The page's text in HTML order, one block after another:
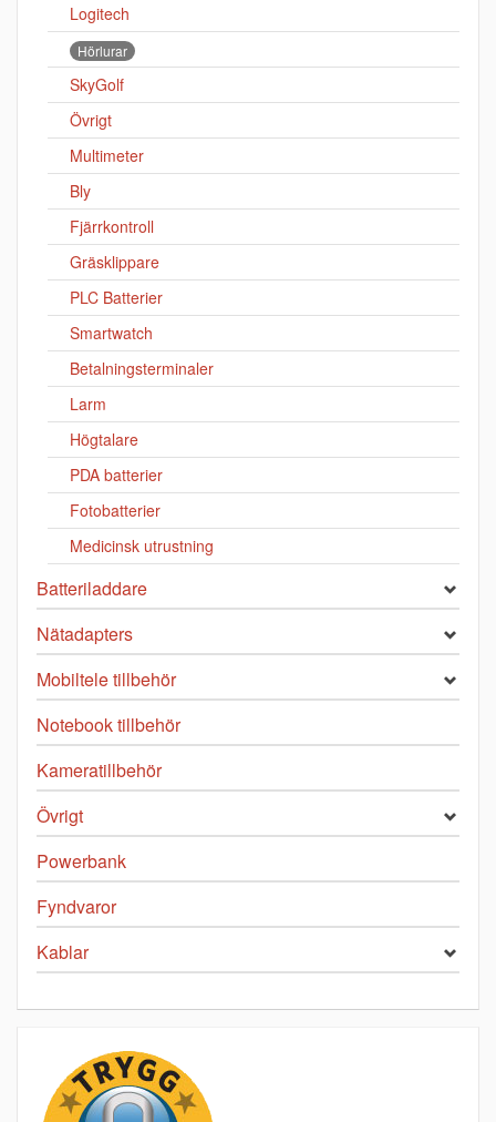
Logitech
Hörlurar
SkyGolf
Övrigt
Multimeter
Bly
Fjärrkontroll
Gräsklippare
PLC Batterier
Smartwatch
Betalningsterminaler
Larm
Högtalare
PDA batterier
Fotobatterier
Medicinsk utrustning
Batteriladdare
Nätadapters
Mobiltele tillbehör
Notebook tillbehör
Kameratillbehör
Övrigt
Powerbank
Fyndvaror
Kablar